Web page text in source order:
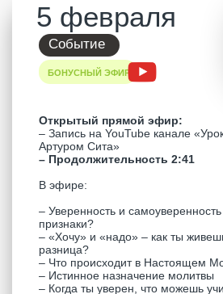
Прямой эфир:
– Запись эфира на artursita.space
– Доступ к эфиру на 6 месяцев
– Продолжительность 3:05
Глубокое погружение в Настоящий Момент
– Как выйти за пределы озабоченности собой?
– Путь от погони за удовольствиями к
– Каково конечное достижение этой жизни?
– Как нахождение в Моменте разрешает
внутренние конфликты?
– Чем мужское Просветление отличается от
женского?
– Что дают и забирают легкие наркотики?
1 февраля
купить